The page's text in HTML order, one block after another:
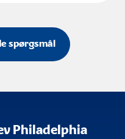
spørgsmål
Philadelphia